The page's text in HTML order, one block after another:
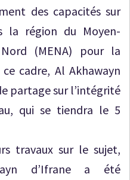
des capacités sur
la région du Moyen-
(MENA) pour la
cadre, Al Akhawayn
partage sur l’intégrité
qui se tiendra le 5
travaux sur le sujet,
d’Ifrane a été